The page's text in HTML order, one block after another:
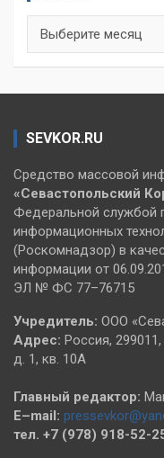
SEVKOR.RU
Средство массовой
«Севастопольский
Федеральной службой
информационных
(Роскомнадзор) в
информации от
ЭЛ № ФС 77–76715
Учредитель: ООО
Адрес: Россия,
д. 1, кв. 10А
Главный редактор:
E–mail:
тел. +7 (978) 918-52-